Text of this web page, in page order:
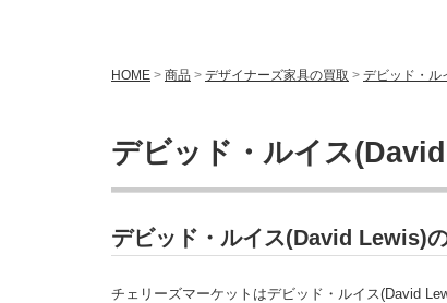
HOME > 商品 > デザイナーズ家具の買取 > デビッド・ル
デビッド・ルイス
デビッド・ルイス(David Lewis)
チェリーズマーケットはデビッド・ルイス(David